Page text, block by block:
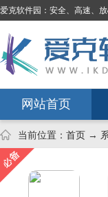
爱克软件园：安全、高速、
网站首页
当前位置： 首页 →